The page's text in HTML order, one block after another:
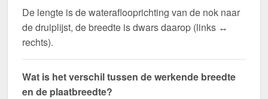
De lengte is de wateraflooprichting van de nok naar
de druiplijst, de breedte is dwars daarop (links ↔
rechts).
Wat is het verschil tussen de werkende breedte
en de plaatbreedte?